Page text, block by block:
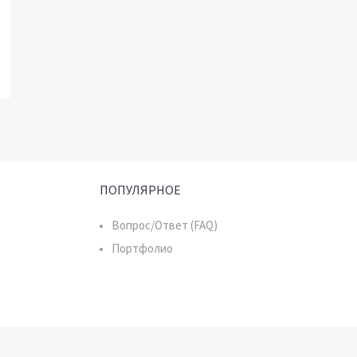
ПОПУЛЯРНОЕ
Вопрос/Ответ (FAQ)
Портфолио